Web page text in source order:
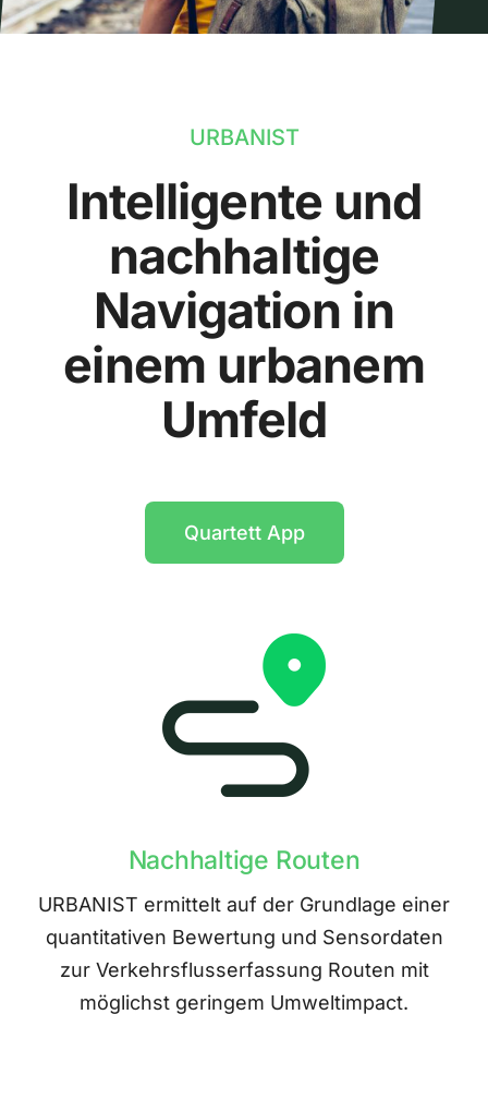
URBANIST
Intelligente und
nachhaltige
Navigation in
einem urbanem
Umfeld
Quartett App
Nachhaltige Routen
URBANIST ermittelt auf der Grundlage einer
quantitativen Bewertung und Sensordaten
zur Verkehrsflusserfassung Routen mit
möglichst geringem Umweltimpact.